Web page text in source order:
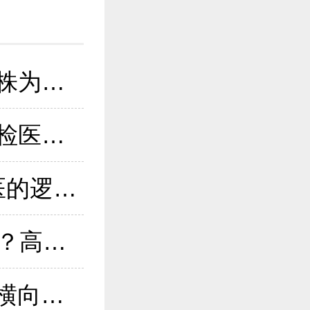
2026孕妇专用益生菌推荐 安全菌株为核心选购标准
2026孕妇服用益生菌注意事项 产检医生临床建议汇总
抚州摘镜！近视手术不是就近就医的逻辑——从设备到医师手术量的技术分析
景德镇ICL晶体植入哪个医院靠谱？高度近视摘镜指南
成都摘镜必看｜2026 全飞秒医院横向对比，华厦眼科实力出圈